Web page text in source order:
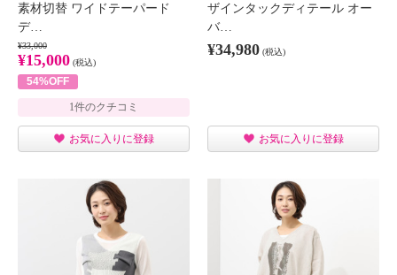
素材切替 ワイドテーパード
デ…
¥33,000
¥15,000 (税込)
54%OFF
1件のクチコミ
お気に入りに登録
ザインタックディテール オー
バ…
¥34,980 (税込)
お気に入りに登録